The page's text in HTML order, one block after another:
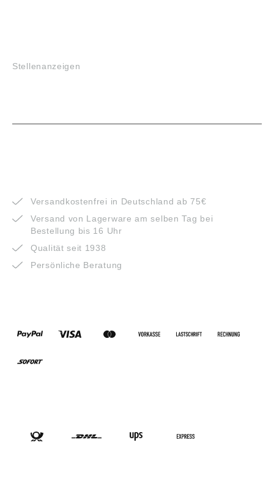
Stellenanzeigen
Versandkostenfrei in Deutschland ab 75€
Versand von Lagerware am selben Tag bei
Bestellung bis 16 Uhr
Qualität seit 1938
Persönliche Beratung